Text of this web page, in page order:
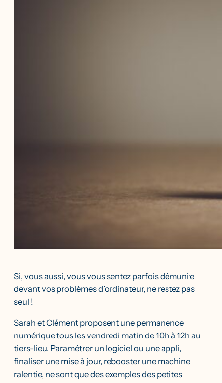
Si, vous aussi, vous vous sentez parfois démuni·e
devant vos problèmes d’ordinateur, ne restez pas
seul !
Sarah et Clément proposent une permanence
numérique tous les vendredi matin de 10h à 12h au
tiers-lieu. Paramétrer un logiciel ou une appli,
finaliser une mise à jour, rebooster une machine
ralentie, ne sont que des exemples des petites